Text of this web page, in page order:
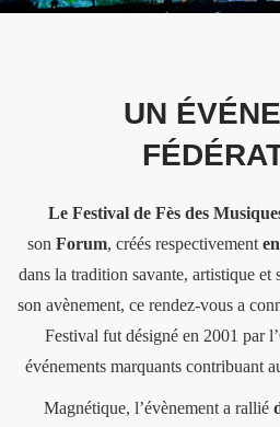
UN
Le Festival de Fès des
son Forum, créés respectivement
dans la tradition savante, artistique
son avènement, ce rendez-vous a
Festival fut désigné en 2001 par
événements marquants contribuant
Magnétique, l’évènement a rallié